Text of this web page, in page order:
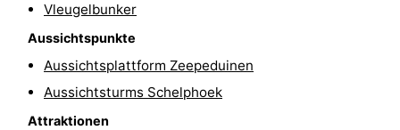
Middelburg
Wetter
Kontakt
Vleugelbunker
Aussichtspunkte
Aussichtsplattform Zeepeduinen
Aussichtsturms Schelphoek
Attraktionen